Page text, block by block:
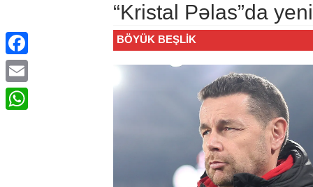
“Kristal Pəlas”da
BÖYÜK BEŞLIK
Facebook
Email